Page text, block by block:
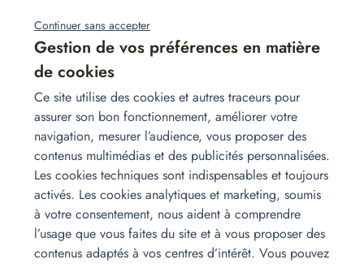
10
Installation pour un 4 pièces
Explorez notre installation complète pour un appartement 4 pièces, de
la chambre parentale au coin bureau en passant par la pièce bébé.
Canapé convertible, lits, bureau et électroménager livrés et installés par
Homat.
Lire la suite
Continuer sans accepter
Gestion de vos préférences en matière
de cookies
Ce site utilise des cookies et autres traceurs pour
assurer son bon fonctionnement, améliorer votre
navigation, mesurer l’audience, vous proposer des
contenus multimédias et des publicités personnalisées.
Les cookies techniques sont indispensables et toujours
activés. Les cookies analytiques et marketing, soumis
à votre consentement, nous aident à comprendre
l’usage que vous faites du site et à vous proposer des
contenus adaptés à vos centres d’intérêt. Vous pouvez